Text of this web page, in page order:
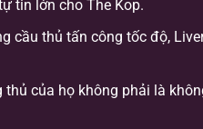
tin lớn cho The Kop.
cầu thủ tấn công tốc độ,
của họ không phải là